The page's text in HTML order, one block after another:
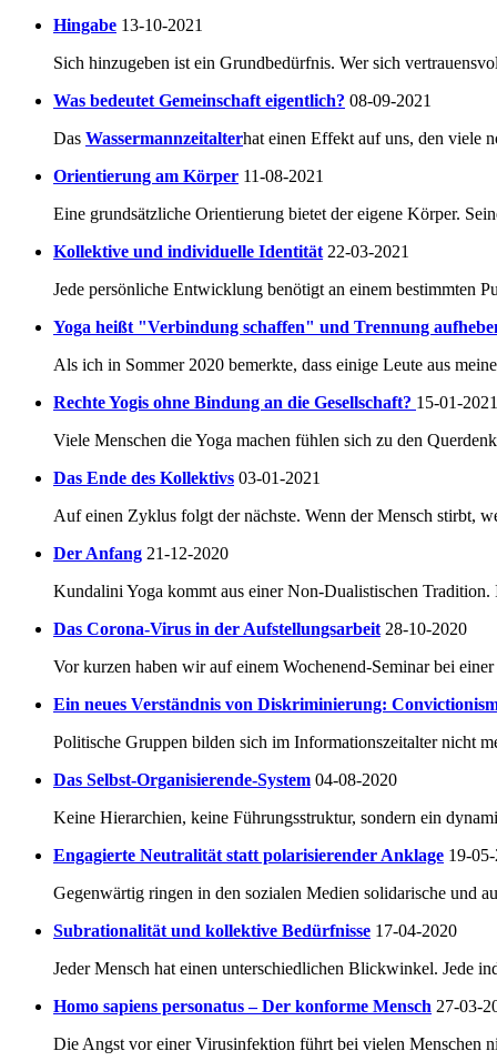
Hingabe 13-10-2021
Sich hinzugeben ist ein Grundbedürfnis. Wer sich
Was bedeutet Gemeinschaft eigentlich? 08-09-2021
Das Wassermannzeitalterhat einen Effekt auf uns, den viele
Orientierung am Körper 11-08-2021
Eine grundsätzliche Orientierung bietet der eigene Körper.
Kollektive und individuelle Identität 22-03-2021
Jede persönliche Entwicklung benötigt an einem bestimmten
Yoga heißt "Verbindung schaffen" und Trennung
Als ich in Sommer 2020 bemerkte, dass einige Leute aus
Rechte Yogis ohne Bindung an die Gesellschaft? 15-01-2021
Viele Menschen die Yoga machen fühlen sich zu den
Das Ende des Kollektivs 03-01-2021
Auf einen Zyklus folgt der nächste. Wenn der Mensch stirbt,
Der Anfang 21-12-2020
Kundalini Yoga kommt aus einer Non-Dualistischen
Das Corona-Virus in der Aufstellungsarbeit 28-10-2020
Vor kurzen haben wir auf einem Wochenend-Seminar bei
Ein neues Verständnis von Diskriminierung:
Politische Gruppen bilden sich im Informationszeitalter nicht
Das Selbst-Organisierende-System 04-08-2020
Keine Hierarchien, keine Führungsstruktur, sondern ein
Engagierte Neutralität statt polarisierender Anklage 19-
Gegenwärtig ringen in den sozialen Medien solidarische und
Subrationalität und kollektive Bedürfnisse 17-04-2020
Jeder Mensch hat einen unterschiedlichen Blickwinkel. Jede
Homo sapiens personatus – Der konforme Mensch 27-03-
Die Angst vor einer Virusinfektion führt bei vielen Menschen